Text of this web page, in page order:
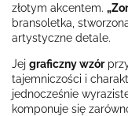
złotym akcentem.
bransoletka,
artystyczne detale.
Jej graficzny wzór
tajemniczości i
jednocześnie
komponuje się